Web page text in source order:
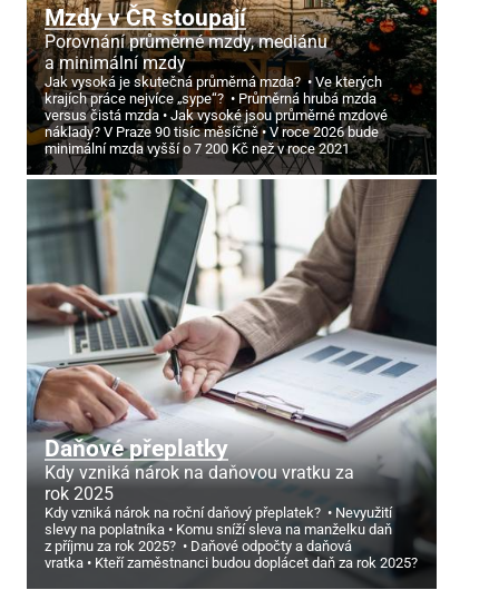
Mzdy v ČR stoupají
Porovnání průměrné mzdy, mediánu
a minimální mzdy
Jak vysoká je skutečná průměrná mzda?
Ve kterých
krajích práce nejvíce „sype“?
Průměrná hrubá mzda
versus čistá mzda
Jak vysoké jsou průměrné mzdové
náklady? V Praze 90 tisíc měsíčně
V roce 2026 bude
minimální mzda vyšší o 7 200 Kč než v roce 2021
Daňové přeplatky
Kdy vzniká nárok na daňovou vratku za
rok 2025
Kdy vzniká nárok na roční daňový přeplatek?
Nevyužití
slevy na poplatníka
Komu sníží sleva na manželku daň
z příjmu za rok 2025?
Daňové odpočty a daňová
vratka
Kteří zaměstnanci budou doplácet daň za rok 2025?